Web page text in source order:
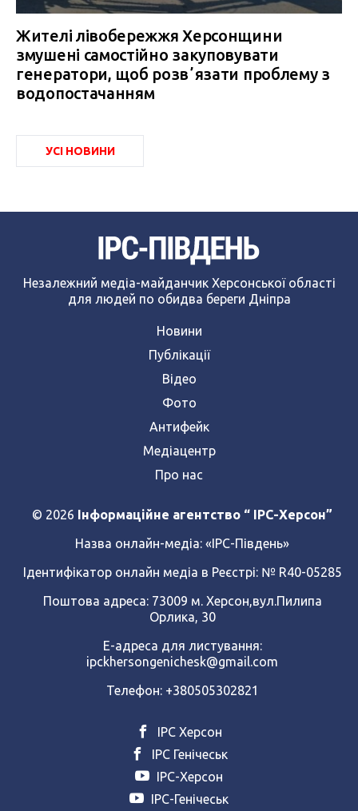
Жителі лівобережжя Херсонщини
змушені самостійно закуповувати
генератори, щоб розвʼязати проблему з
водопостачанням
УСІ НОВИНИ
Незалежний медіа-майданчик Херсонської області
для людей по обидва береги Дніпра
Новини
Публікації
Відео
Фото
Антифейк
Медіацентр
Про нас
© 2026 Інформаційне агентство “ IPC-Херсон”
Назва онлайн-медіа: «ІРС-Південь»
Ідентифікатор онлайн медіа в Реєстрі: № R40-05285
Поштова адреса: 73009 м. Херсон,вул.Пилипа
Орлика, 30
Е-адреса для листування:
ipckhersongenichesk@gmail.com
Телефон: +380505302821
ІРС Херсон
ІРС Генічеськ
ІРС-Херсон
ІРС-Генічеськ